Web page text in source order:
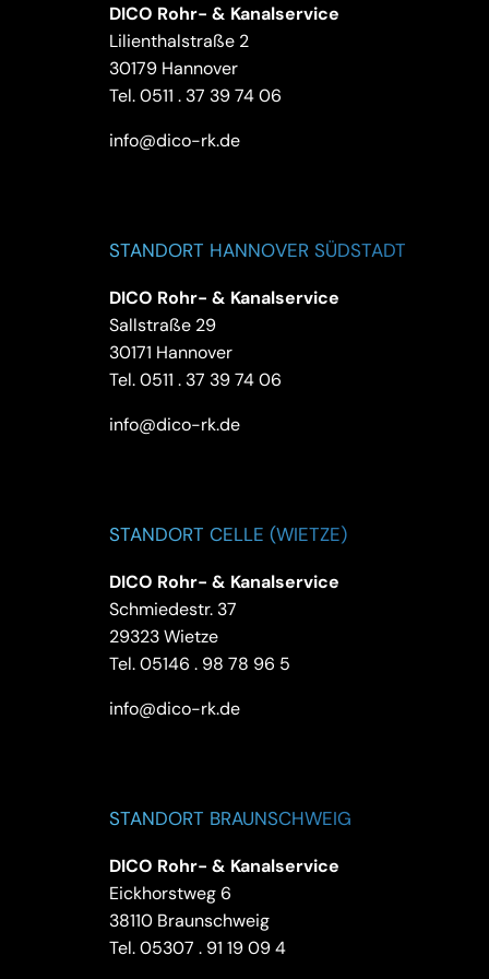
DICO Rohr- & Kanalservice
Lilienthalstraße 2
30179 Hannover
Tel.0511 . 37 39 74 06
info@dico-rk.de
STANDORT HANNOVER SÜDSTADT
DICO Rohr- & Kanalservice
Sallstraße 29
30171 Hannover
Tel.0511 . 37 39 74 06
info@dico-rk.de
STANDORT CELLE (WIETZE)
DICO Rohr- & Kanalservice
Schmiedestr. 37
29323 Wietze
Tel.05146 . 98 78 96 5
info@dico-rk.de
STANDORT BRAUNSCHWEIG
DICO Rohr- & Kanalservice
Eickhorstweg 6
38110 Braunschweig
Tel.05307 . 91 19 09 4